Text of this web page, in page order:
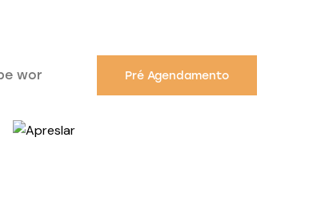
Pré Agendamento